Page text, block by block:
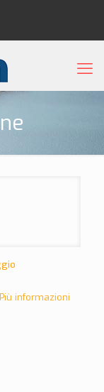
Più informazioni